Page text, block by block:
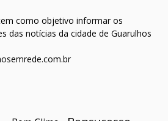
como objetivo informar os
das notícias da cidade de Guarulhos